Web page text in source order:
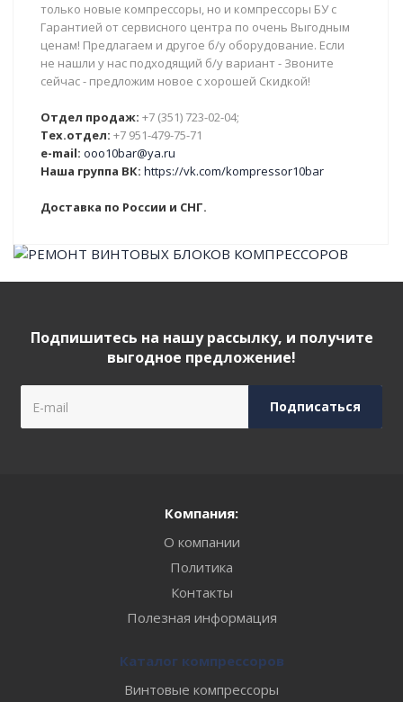
только новые компрессоры, но и компрессоры БУ с
Гарантией от сервисного центра по очень Выгодным
ценам! Предлагаем и другое б/у оборудование. Если
не нашли у нас подходящий б/у вариант - Звоните
сейчас - предложим новое с хорошей Скидкой!
Отдел продаж: +7 (351) 723-02-04;
Тех.отдел: +7 951-479-75-71
e-mail: ooo10bar@ya.ru
Наша группа ВК: https://vk.com/kompressor10bar
Доставка по России и СНГ.
Подпишитесь на нашу рассылку, и получите
выгодное предложение!
Компания:
О компании
Политика
Контакты
Полезная информация
Каталог компрессоров
Винтовые компрессоры